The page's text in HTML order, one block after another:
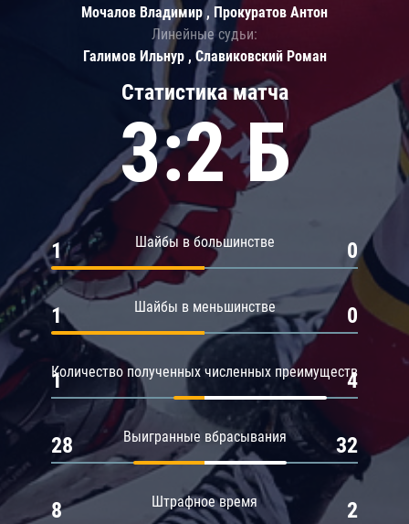
Статистика матча
3:2 Б
Шайбы в большинстве
1 0
Шайбы в меньшинстве
1 0
Количество полученных численных преимуществ
1 4
Выигранные вбрасывания
28 32
Штрафное время
8 2
Мочалов Владимир , Прокуратов Антон
Линейные судьи:
Галимов Ильнур , Славиковский Роман